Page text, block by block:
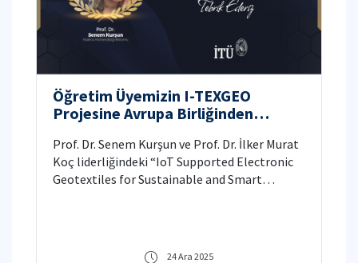
Öğretim Üyemizin I-TEXGEO
Projesine Avrupa Birliğinden
Prof. Dr. Senem Kurşun ve Prof. Dr. İlker Murat
Koç liderliğindeki “IoT Supported Electronic
Geotextiles for Sustainable and Smart
24 Ara 2025